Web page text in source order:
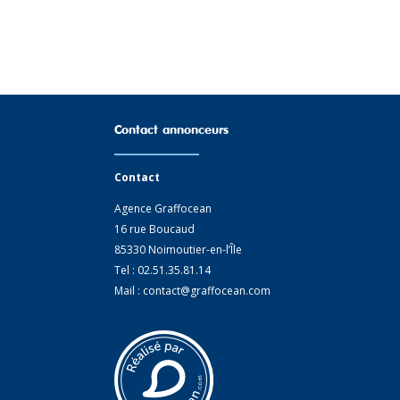
Contact annonceurs
Contact
Agence Graffocean
16 rue Boucaud
85330 Noimoutier-en-l’Île
Tel : 02.51.35.81.14
Mail : contact@graffocean.com